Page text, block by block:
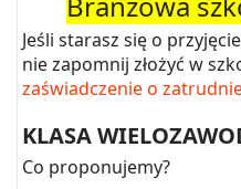
Jeśli starasz się o
nie zapomnij złożyć w
zaświadczenie o
KLASA
Co proponujemy?